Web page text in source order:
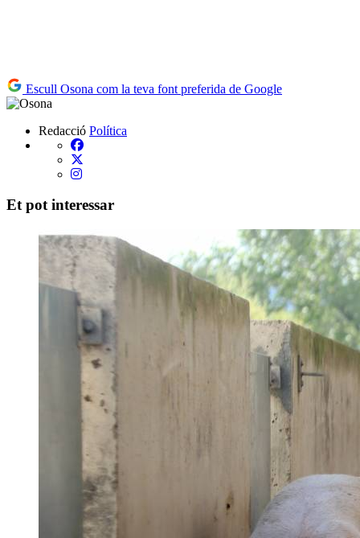
Escull Osona com la teva font preferida de Google
Redacció Política
Et pot interessar